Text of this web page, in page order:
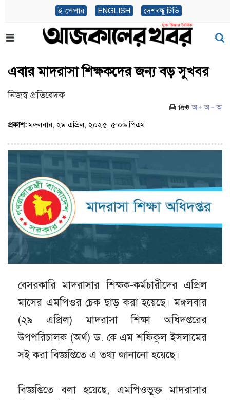
ই-পেপার ENGLISH দেশবন্ধু টিভি
এবার মাদরাসা শিক্ষকদের জন্য বড় সুখবর
নিজস্ব প্রতিবেদক
প্রকাশ:মঙ্গলবার, ২৯ এপ্রিল, ২০২৫, ৫:০৬ পিএম
বেসরকারি মাদরাসার শিক্ষক-কর্মচারীদের এপ্রিল
মাসের এমপিওর চেক ছাড় করা হয়েছে। মঙ্গলবার
(২৯ এপ্রিল) মাদরাসা শিক্ষা অধিদপ্তরের
উপপরিচালক (অর্থ) ড. কে এম শফিকুল ইসলামের
সই করা বিজ্ঞপ্তিতে এ তথ্য জানানো হয়েছে।
বিজ্ঞপ্তিতে বলা হয়েছে, এমপিওভুক্ত মাদরাসার